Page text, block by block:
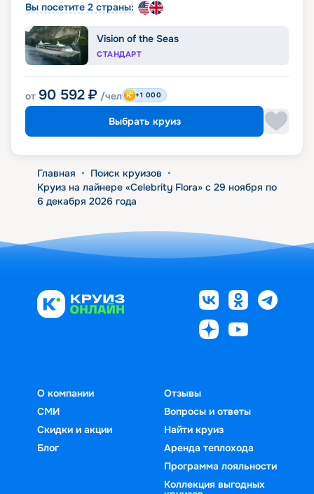
Вы посетите 2 страны:
Vision of the Seas
СТАНДАРТ
от 90 592 ₽ /чел +1 000
Выбрать круиз
Главная • Поиск круизов •
Круиз на лайнере «Celebrity Flora» с 29 ноября по
6 декабря 2026 года
О компании
СМИ
Скидки и акции
Блог
Отзывы
Вопросы и ответы
Найти круиз
Аренда теплохода
Программа лояльности
Коллекция выгодных